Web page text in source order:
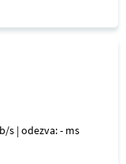
s | odezva: - ms